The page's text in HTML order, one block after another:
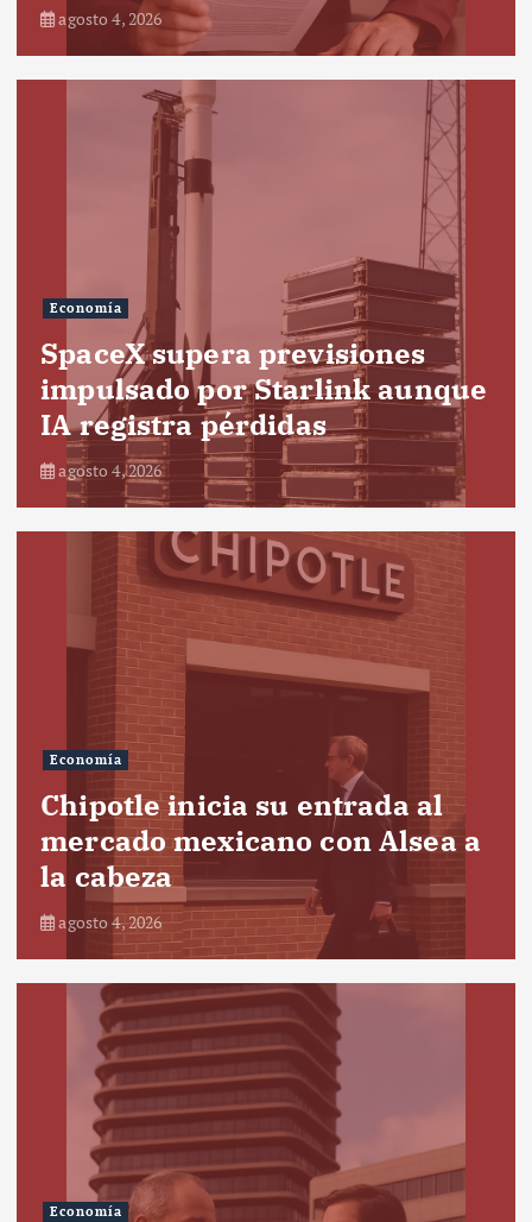
agosto 4, 2026
Economía
SpaceX supera previsiones
impulsado por Starlink aunque
IA registra pérdidas
agosto 4, 2026
Economía
Chipotle inicia su entrada al
mercado mexicano con Alsea a
la cabeza
agosto 4, 2026
Economía